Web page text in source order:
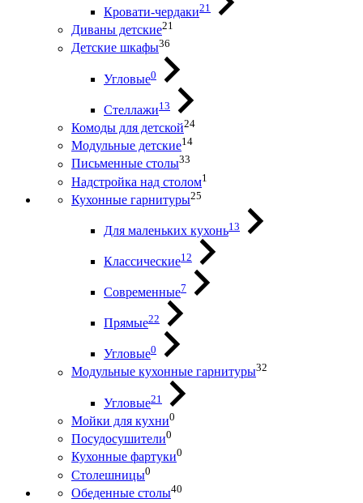
Кровати-чердаки21
Диваны детские21
Детские шкафы36
Угловые0
Стеллажи13
Комоды для детской24
Модульные детские14
Письменные столы33
Надстройка над столом1
Кухонные гарнитуры25
Для маленьких кухонь13
Классические12
Современные7
Прямые22
Угловые0
Модульные кухонные гарнитуры32
Угловые21
Мойки для кухни0
Посудосушители0
Кухонные фартуки0
Столешницы0
Обеденные столы40